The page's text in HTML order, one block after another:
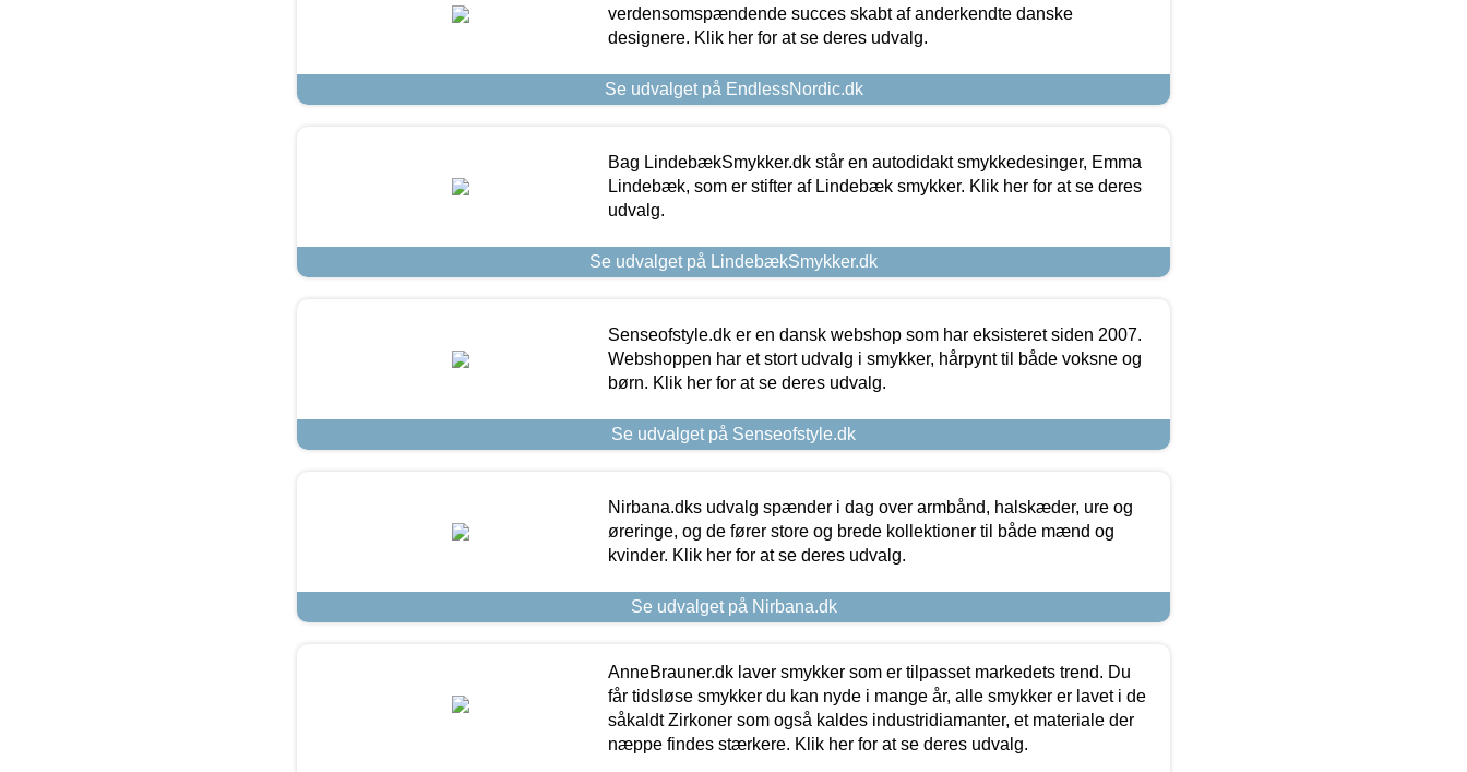
verdensomspændende succes skabt af anderkendte danske
designere. Klik her for at se deres udvalg.
Se udvalget på EndlessNordic.dk
Bag LindebækSmykker.dk står en autodidakt smykkedesinger, Emma
Lindebæk, som er stifter af Lindebæk smykker. Klik her for at se deres
udvalg.
Se udvalget på LindebækSmykker.dk
Senseofstyle.dk er en dansk webshop som har eksisteret siden 2007.
Webshoppen har et stort udvalg i smykker, hårpynt til både voksne og
børn. Klik her for at se deres udvalg.
Se udvalget på Senseofstyle.dk
Nirbana.dks udvalg spænder i dag over armbånd, halskæder, ure og
øreringe, og de fører store og brede kollektioner til både mænd og
kvinder. Klik her for at se deres udvalg.
Se udvalget på Nirbana.dk
AnneBrauner.dk laver smykker som er tilpasset markedets trend. Du
får tidsløse smykker du kan nyde i mange år, alle smykker er lavet i de
såkaldt Zirkoner som også kaldes industridiamanter, et materiale der
næppe findes stærkere. Klik her for at se deres udvalg.